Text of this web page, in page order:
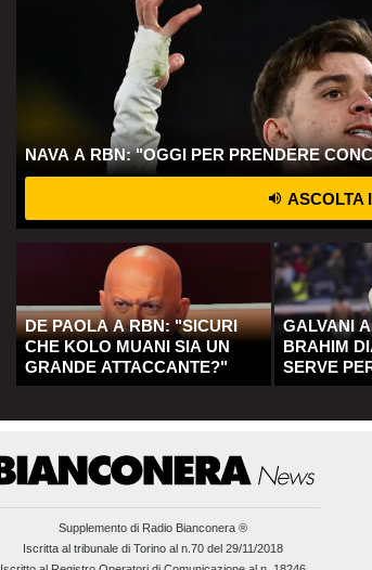
NAVA A RBN: "OGGI PER PRENDERE
ASCOLTA
DE PAOLA A RBN: "SICURI
CHE KOLO MUANI SIA UN
GRANDE ATTACCANTE?"
GALVANI
BRAHIM
SERVE
QUALITÀ"
Supplemento di Radio Bianconera ®
Iscritta al tribunale di Torino al n.70 del 29/11/2018